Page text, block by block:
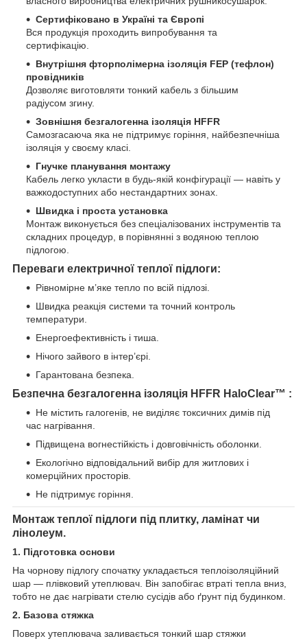
Сертифіковано в Україні та Європі
Вся продукція проходить випробування та
сертифікацію.
Внутрішня фторполімерна ізоляція FEP (тефлон)
провідників
Дозволяє виготовляти тонкий кабель з більшим
радіусом згину.
Зовнішня безгалогенна ізоляція HFFR
Самозгасаюча яка не підтримує горіння, найбезпечніша
ізоляція у своєму класі.
Гнучке планування монтажу
Кабель легко укласти в будь-якій конфігурації — навіть у
важкодоступних або нестандартних зонах.
Швидка і проста установка
Монтаж виконується без спеціалізованих інструментів та
складних процедур, в порівнянні з водяною теплою
підлогою.
Переваги електричної теплої підлоги:
Рівномірне м’яке тепло по всій підлозі.
Швидка реакція системи та точний контроль
температури.
Енергоефективність і тиша.
Нічого зайвого в інтер’єрі.
Гарантована безпека.
Безпечна безгалогенна ізоляція HFFR HaloClear™ :
Не містить галогенів, не виділяє токсичних димів під
час нагрівання.
Підвищена вогнестійкість і довговічність оболонки.
Екологічно відповідальний вибір для житлових і
комерційних просторів.
Не підтримує горіння.
Монтаж теплої підлоги під плитку, ламінат чи
лінолеум.
1. Підготовка основи
На чорнову підлогу спочатку укладається теплоізоляційний
шар — плівковий утеплювач. Він запобігає втраті тепла вниз,
тобто не дає нагрівати стелю сусідів або ґрунт під будинком.
2. Базова стяжка
Поверх утеплювача заливається тонкий шар стяжки